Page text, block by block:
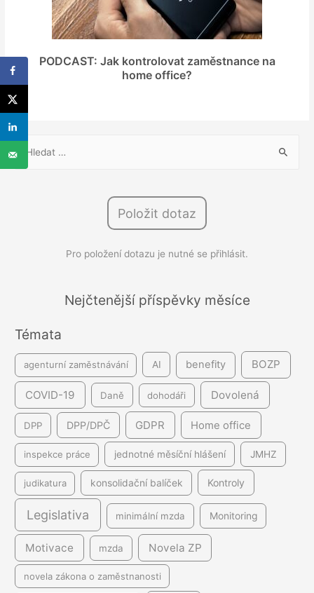
PODCAST: Jak kontrolovat zaměstnance na
home office?
V
y
í
Položit dotaz
Pro položení dotazu je nutné se přihlásit.
Nejčtenější příspěvky měsíce
Témata
agenturní zaměstnávání AI benefity BOZP
COVID-19 Daně dohodáři Dovolená
DPP DPP/DPČ GDPR Home office
inspekce práce jednotné měsíční hlášení JMHZ
judikatura konsolidační balíček Kontroly
Legislativa minimální mzda Monitoring
Motivace mzda Novela ZP
novela zákona o zaměstnanosti